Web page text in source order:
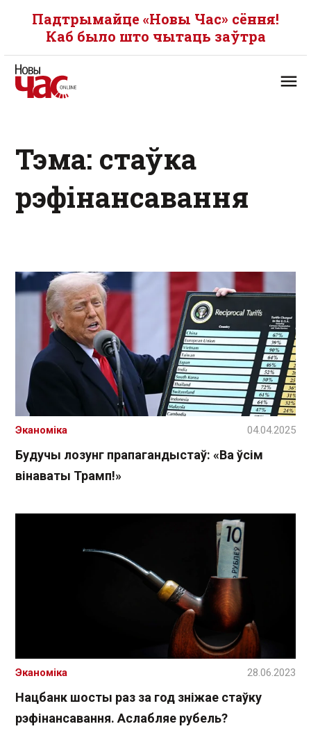
Падтрымайце «Новы Час» сёння!
Каб было што чытаць заўтра
Тэма: стаўка
рэфінансавання
Будучы лозунг прапагандыстаў: «Ва ўсім
вінаваты Трамп!»
Эканоміка 04.04.2025
Нацбанк шосты раз за год зніжае стаўку
рэфінансавання. Аслабляе рубель?
Эканоміка 28.06.2023